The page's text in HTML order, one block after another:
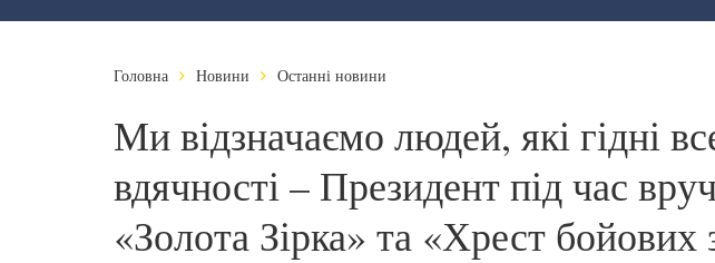
Головна Новини Останні новини
Ми відзначаємо людей, які гідні
вдячності – Президент під час
«Золота Зірка» та «Хрест бойових